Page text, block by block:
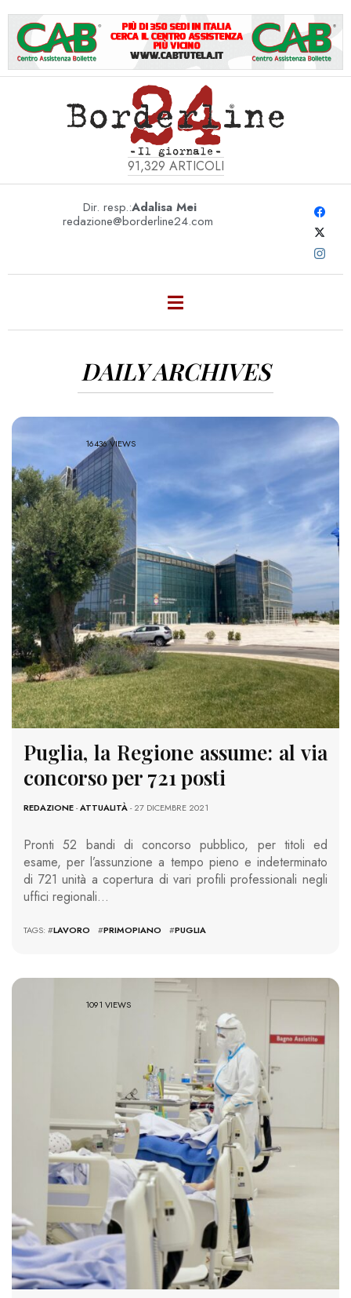
91,329 ARTICOLI
Dir. resp.:Adalisa Mei
redazione@borderline24.com
DAILY ARCHIVES
16436 VIEWS
Puglia, la Regione assume: al via
concorso per 721 posti
REDAZIONE-ATTUALITÀ- 27 DICEMBRE 2021
Pronti 52 bandi di concorso pubblico, per titoli ed
esame, per l’assunzione a tempo pieno e indeterminato
di 721 unità a copertura di vari profili professionali negli
uffici regionali…
TAGS: #LAVORO #PRIMOPIANO #PUGLIA
1091 VIEWS